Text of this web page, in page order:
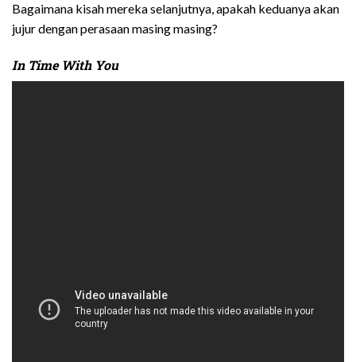
Bagaimana kisah mereka selanjutnya, apakah keduanya akan
jujur dengan perasaan masing masing?
In Time With You